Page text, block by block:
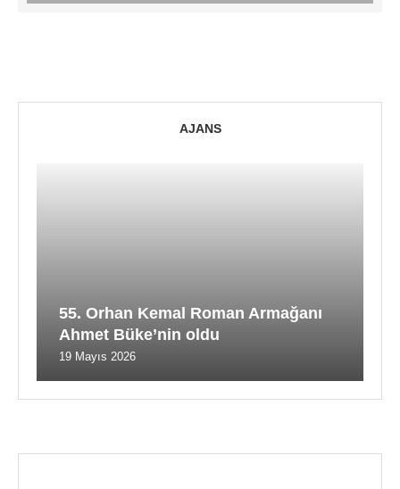
AJANS
55. Orhan Kemal Roman Armağanı
Ahmet Büke’nin oldu
19 Mayıs 2026